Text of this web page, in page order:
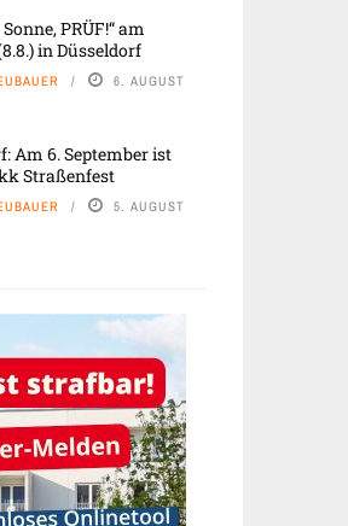
PRÜF!“ am
in Düsseldorf
6. AUGUST
Am 6. September ist
Straßenfest
5. AUGUST